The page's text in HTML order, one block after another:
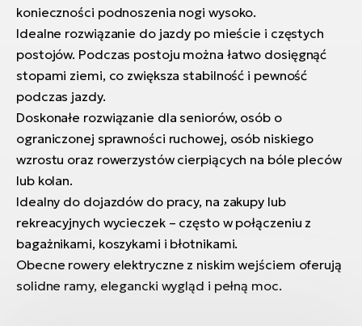
konieczności podnoszenia nogi wysoko.
Idealne rozwiązanie do jazdy po mieście i częstych
postojów. Podczas postoju można łatwo dosięgnąć
stopami ziemi, co zwiększa stabilność i pewność
podczas jazdy.
Doskonałe rozwiązanie dla seniorów, osób o
ograniczonej sprawności ruchowej, osób niskiego
wzrostu oraz rowerzystów cierpiących na bóle pleców
lub kolan.
Idealny do dojazdów do pracy, na zakupy lub
rekreacyjnych wycieczek – często w połączeniu z
bagażnikami, koszykami i błotnikami.
Obecne rowery elektryczne z niskim wejściem oferują
solidne ramy, elegancki wygląd i pełną moc.